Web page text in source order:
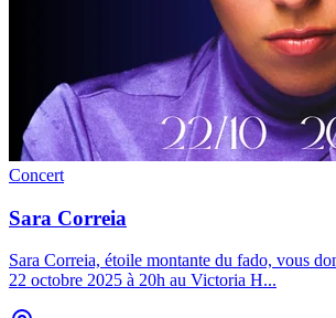
Concert
Sara Correia
Sara Correia, étoile montante du fado, vous
22 octobre 2025 à 20h au Victoria H...